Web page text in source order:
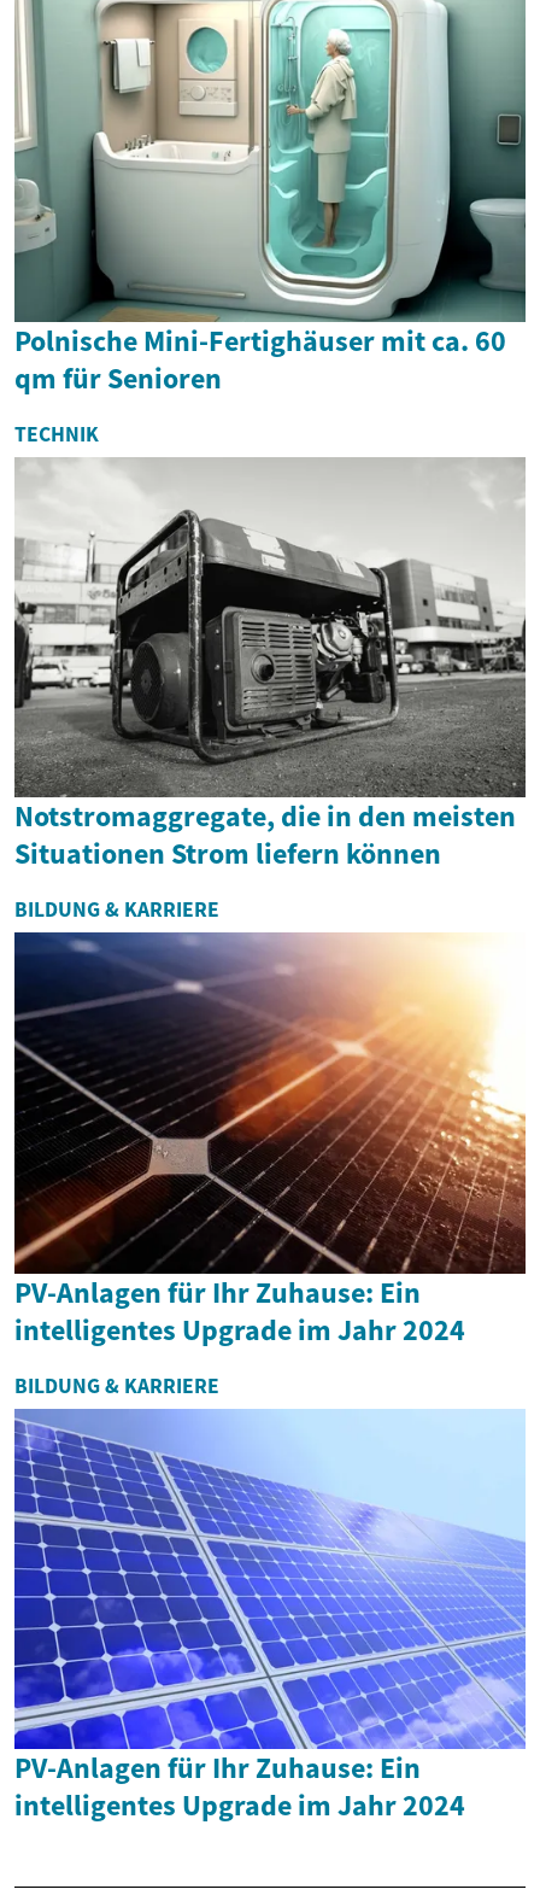
Polnische Mini-Fertighäuser mit ca. 60
qm für Senioren
TECHNIK
Notstromaggregate, die in den meisten
Situationen Strom liefern können
BILDUNG & KARRIERE
PV-Anlagen für Ihr Zuhause: Ein
intelligentes Upgrade im Jahr 2024
BILDUNG & KARRIERE
PV-Anlagen für Ihr Zuhause: Ein
intelligentes Upgrade im Jahr 2024